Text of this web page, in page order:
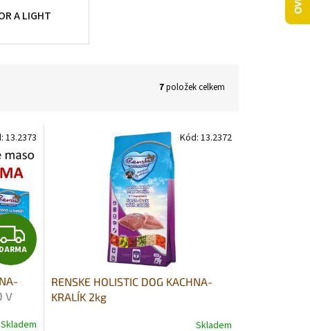
A LIGHT
7položek celkem
Z
D
R
V
Skladem
13.2373
RENSKE HOLISTIC DOG KACHNA-
KRALÍK 2kg
Skladem
Kód: 13.2372